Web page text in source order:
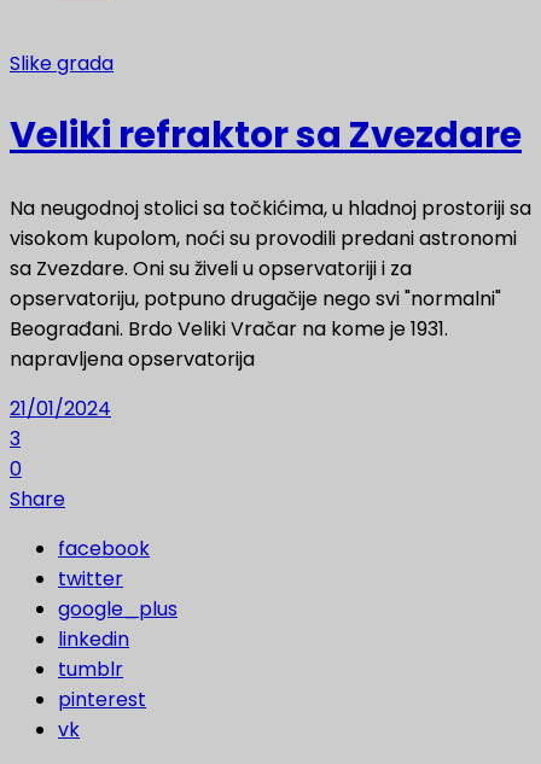
Slike grada
Veliki refraktor sa Zvezdare
Na neugodnoj stolici sa točkićima, u hladnoj prostoriji sa
visokom kupolom, noći su provodili predani astronomi
sa Zvezdare. Oni su živeli u opservatoriji i za
opservatoriju, potpuno drugačije nego svi "normalni"
Beograđani. Brdo Veliki Vračar na kome je 1931.
napravljena opservatorija
21/01/2024
3
0
Share
facebook
twitter
google_plus
linkedin
tumblr
pinterest
vk